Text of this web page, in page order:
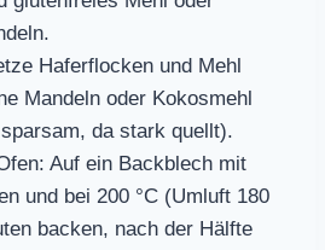
Haferflocken und Mehl
Mandeln oder Kokosmehl
da stark quellt).
Auf ein Backblech mit
und bei 200 °C (Umluft 180
backen, nach der Hälfte